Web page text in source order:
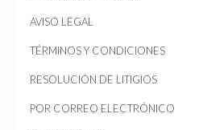
AVISO LEGAL
TÉRMINOS Y CONDICIONES
RESOLUCIÓN DE LITIGIOS
POR CORREO ELECTRÓNICO